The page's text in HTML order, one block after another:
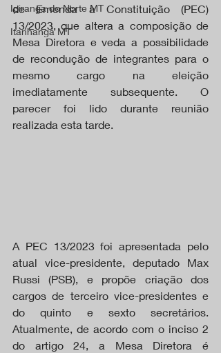
Ipiranga do Norte MT
Itanhangá MT
de Emenda à Constituição (PEC)
13/2023, que altera a composição de
Mesa Diretora e veda a possibilidade
de recondução de integrantes para o
mesmo cargo na eleição
imediatamente subsequente. O
parecer foi lido durante reunião
realizada esta tarde.
A PEC 13/2023 foi apresentada pelo
atual vice-presidente, deputado Max
Russi (PSB), e propõe criação dos
cargos de terceiro vice-presidentes e
do quinto e sexto secretários.
Atualmente, de acordo com o inciso 2
do artigo 24, a Mesa Diretora é